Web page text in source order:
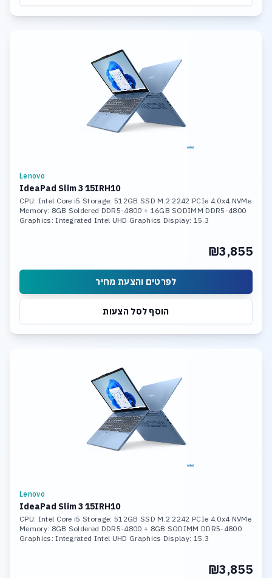
Lenovo
IdeaPad Slim 3 15IRH10
CPU: Intel Core i5 Storage: 512GB SSD M.2 2242 PCIe 4.0x4 NVMe
Memory: 8GB Soldered DDR5-4800 + 16GB SODIMM DDR5-4800
Graphics: Integrated Intel UHD Graphics Display: 15.3
₪3,855
לפרטים והצעת מחיר
הוסף לסל הצעות
Lenovo
IdeaPad Slim 3 15IRH10
CPU: Intel Core i5 Storage: 512GB SSD M.2 2242 PCIe 4.0x4 NVMe
Memory: 8GB Soldered DDR5-4800 + 8GB SODIMM DDR5-4800
Graphics: Integrated Intel UHD Graphics Display: 15.3
₪3,855